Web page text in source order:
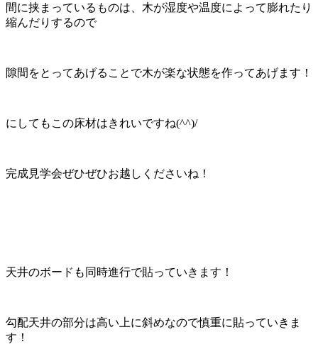
間に挟まっているものは、木が湿度や温度によって膨れたり
縮んだりするので
隙間をとってあげることで木が楽な状態を作ってあげます！
にしてもこの床材はきれいですね(^^)/
完成見学会ぜひぜひお越しくださいね！
天井のボードも同時進行で貼っていきます！
勾配天井の部分は高い上に斜めなので慎重に貼っていきま
す！